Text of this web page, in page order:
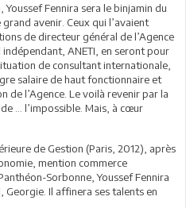
Youssef Fennira sera le binjamin du
avenir. Ceux qui l’avaient
de directeur général de l’Agence
ANETI, en seront pour
de consultant internationale,
salaire de haut fonctionnaire et
de l’Agence. Le voilà revenir par la
… l’impossible. Mais, à cœur
de Gestion (Paris, 2012), après
mention commerce
Sorbonne, Youssef Fennira
Georgie. Il affinera ses talents en